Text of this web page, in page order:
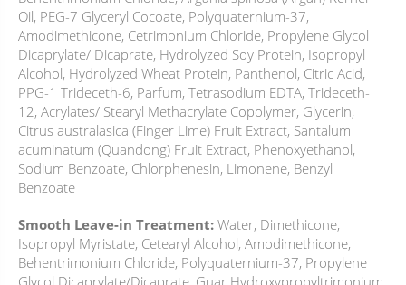
Oil, PEG-7 Glyceryl Cocoate, Polyquaternium-37,
Amodimethicone, Cetrimonium Chloride, Propylene Glycol
Dicaprylate/ Dicaprate, Hydrolyzed Soy Protein, Isopropyl
Alcohol, Hydrolyzed Wheat Protein, Panthenol, Citric Acid,
PPG-1 Trideceth-6, Parfum, Tetrasodium EDTA, Trideceth-
12, Acrylates/ Stearyl Methacrylate Copolymer, Glycerin,
Citrus australasica (Finger Lime) Fruit Extract, Santalum
acuminatum (Quandong) Fruit Extract, Phenoxyethanol,
Sodium Benzoate, Chlorphenesin, Limonene, Benzyl
Benzoate
Smooth Leave-in Treatment: Water, Dimethicone,
Isopropyl Myristate, Cetearyl Alcohol, Amodimethicone,
Behentrimonium Chloride, Polyquaternium-37, Propylene
Glycol Dicaprylate/Dicaprate, Guar Hydroxypropyltrimonium